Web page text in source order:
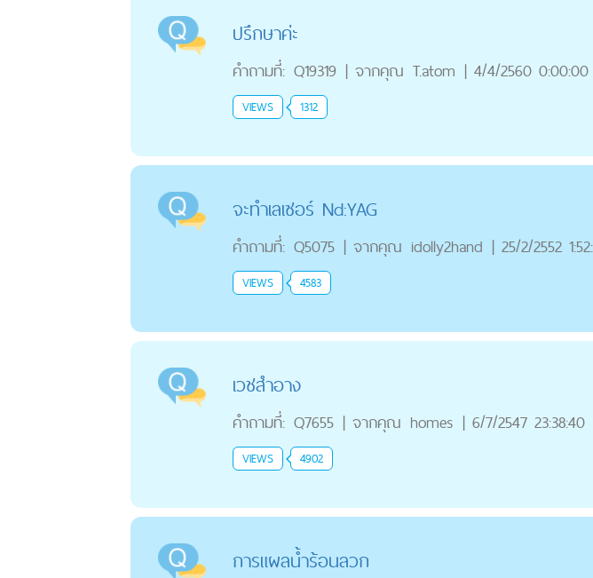
ปรึกษาค่ะ
คำถามที่: Q19319 | จากคุณ T.atom | 4/4/2560 0:00:00
VIEWS 1312
จะทำเลเซอร์ Nd:YAG
คำถามที่: Q5075 | จากคุณ idolly2hand | 25/2/2552
VIEWS 4583
เวชสำอาง
คำถามที่: Q7655 | จากคุณ homes | 6/7/2547 23:38:40
VIEWS 4902
การแผลน้ำร้อนลวก